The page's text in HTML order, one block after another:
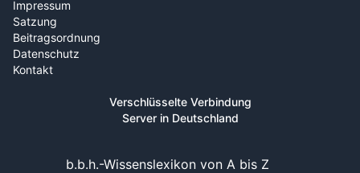
Impressum
Satzung
Beitragsordnung
Datenschutz
Kontakt
Verschlüsselte Verbindung
Server in Deutschland
b.b.h.-Wissenslexikon von A bis Z